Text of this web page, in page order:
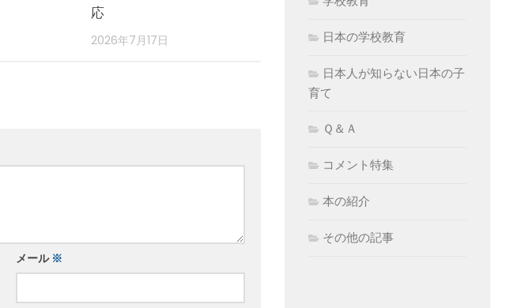
応
2026年7月17日
メール ※
日本の学校教育
日本人が知らない日本の子
育て
Ｑ＆Ａ
コメント特集
本の紹介
その他の記事